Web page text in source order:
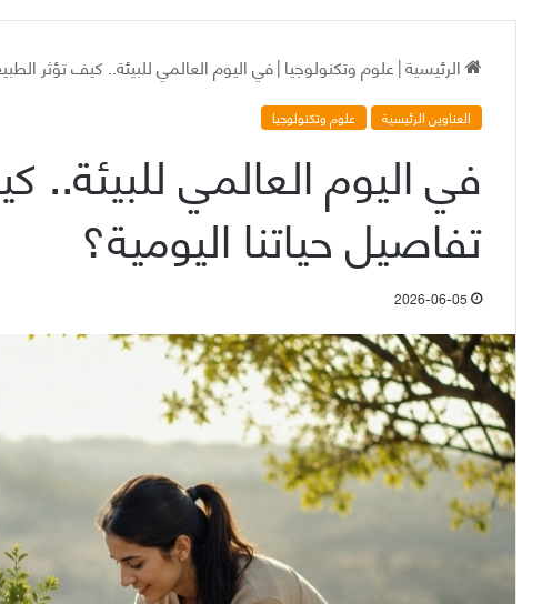
الرئيسية|علوم وتكنولوجيا|في اليوم العالمي للبيئة.. كيف تؤثر
العناوين الرئيسية علوم وتكنولوجيا
في اليوم العالمي للبيئة..
تفاصيل حياتنا اليومية؟
2026-06-05